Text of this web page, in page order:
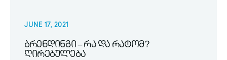
JUNE 17, 2021
ბრენდინგი – რა და რატომ?
ღირებულება